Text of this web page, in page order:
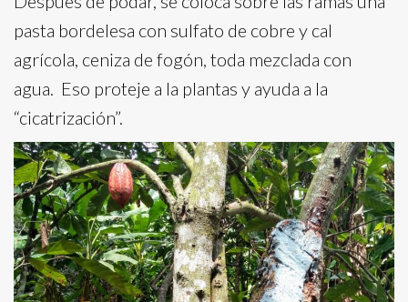
pasta bordelesa con sulfato de cobre y cal
agrícola, ceniza de fogón, toda mezclada con
agua. Eso proteje a la plantas y ayuda a la
“cicatrización”.